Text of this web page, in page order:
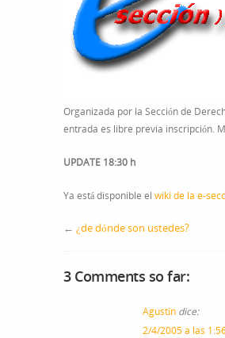
Organizada por la Sección de
entrada es libre previa inscripción.
UPDATE 18:30 h
Ya está disponible el wiki de la e-
← ¿de dónde son ustedes?
3 Comments so far:
Agustín dice:
2/4/2005 a las